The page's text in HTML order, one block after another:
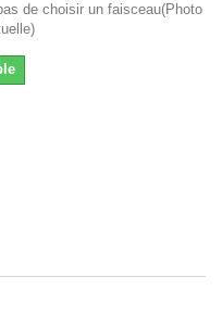
de choisir un faisceau(Photo